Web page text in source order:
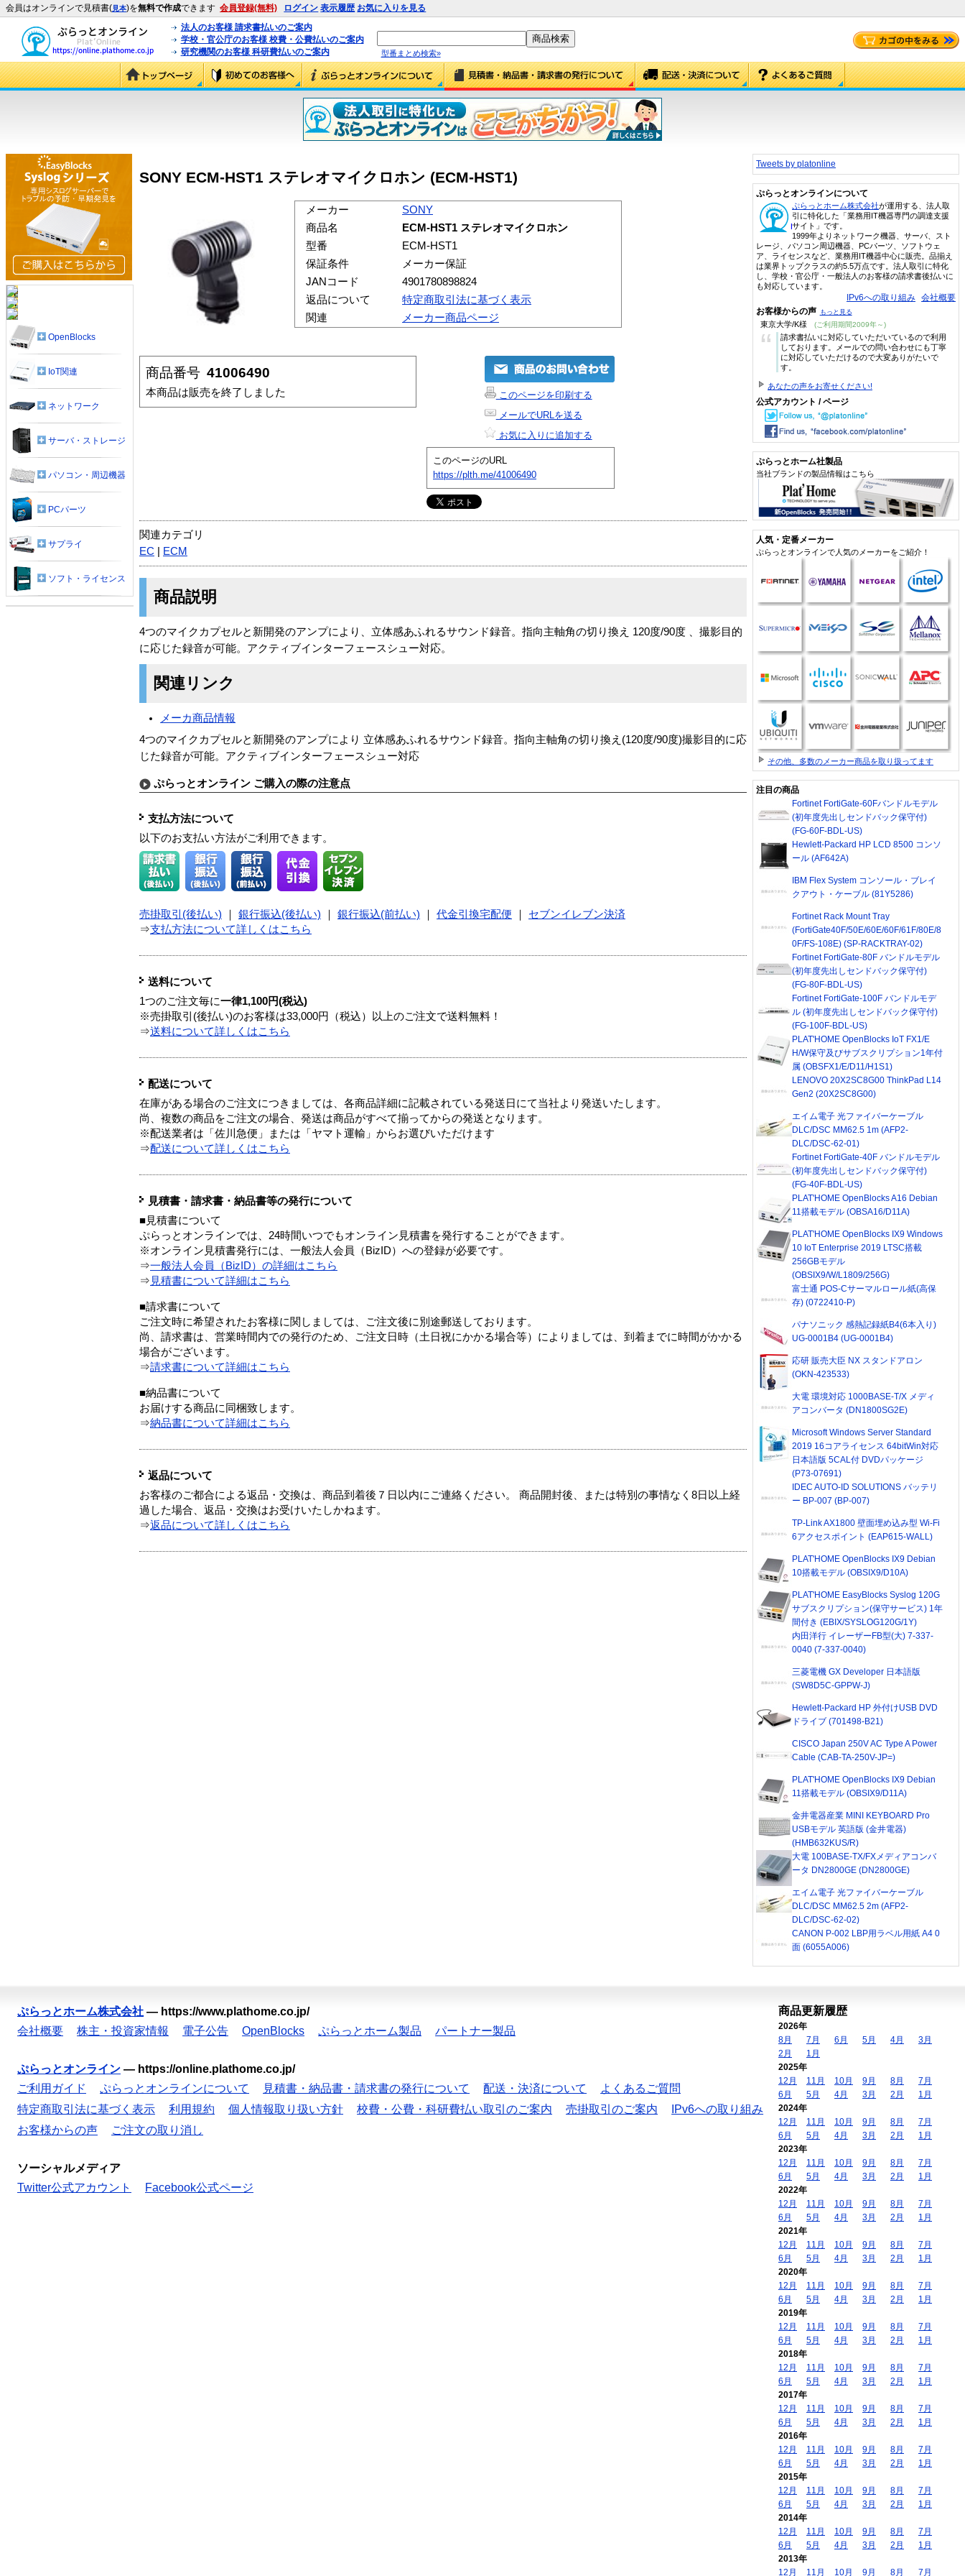
会員はオンラインで見積書(見本)を無料で作成できます 会員登録(無料) ログイン 表示履歴 お気に入りを見る
法人のお客様 請求書払いのご案内
学校・官公庁のお客様 校費・公費払いのご案内
研究機関のお客様 科研費払いのご案内
型番まとめ検索»
SONY ECM-HST1 ステレオマイクロホン (ECM-HST1)
メーカー
SONY
商品名
ECM-HST1 ステレオマイクロホン
型番
ECM-HST1
保証条件
メーカー保証
JANコード
4901780898824
返品について
特定商取引法に基づく表示
関連
メーカー商品ページ
商品番号 41006490
本商品は販売を終了しました
このページを印刷する
メールでURLを送る
お気に入りに追加する
このページのURL
https://plth.me/41006490
関連カテゴリ
EC
ECM
商品説明
4つのマイクカプセルと新開発のアンプにより、立体感あふれるサウンド録音。指向主軸角の切り換え 120度/90度 、撮影目的
に応じた録音が可能。アクティブインターフェースシュー対応。
関連リンク
メーカ商品情報
4つのマイクカプセルと新開発のアンプにより 立体感あふれるサウンド録音。指向主軸角の切り換え(120度/90度)撮影目的に応
じた録音が可能。アクティブインターフェースシュー対応
ぷらっとオンライン ご購入の際の注意点
支払方法について
以下のお支払い方法がご利用できます。
売掛取引(後払い) ｜ 銀行振込(後払い) ｜ 銀行振込(前払い) ｜ 代金引換宅配便 ｜ セブンイレブン決済
⇒支払方法について詳しくはこちら
送料について
1つのご注文毎に一律1,100円(税込)
※売掛取引(後払い)のお客様は33,000円（税込）以上のご注文で送料無料！
⇒送料について詳しくはこちら
配送について
在庫がある場合のご注文につきましては、各商品詳細に記載されている発送日にて当社より発送いたします。
尚、複数の商品をご注文の場合、発送は商品がすべて揃ってからの発送となります。
※配送業者は「佐川急便」または「ヤマト運輸」からお選びいただけます
⇒配送について詳しくはこちら
見積書・請求書・納品書等の発行について
■見積書について
ぷらっとオンラインでは、24時間いつでもオンライン見積書を発行することができます。
※オンライン見積書発行には、一般法人会員（BizID）への登録が必要です。
⇒一般法人会員（BizID）の詳細はこちら
⇒ 見積書について詳細はこちら
■請求書について
ご注文時に希望されたお客様に関しましては、ご注文後に別途郵送しております。
尚、請求書は、営業時間内での発行のため、ご注文日時（土日祝にかかる場合等）によりましては、到着までに時間がかかる
場合がございます。
⇒請求書について詳細はこちら
■納品書について
お届けする商品に同梱致します。
⇒納品書について詳細はこちら
返品について
お客様のご都合による返品・交換は、商品到着後７日以内にご連絡ください。 商品開封後、または特別の事情なく8日以上経
過した場合、返品・交換はお受けいたしかねます。
⇒返品について詳しくはこちら
OpenBlocks
IoT関連
ネットワーク
サーバ・ストレージ
パソコン・周辺機器
PCパーツ
サプライ
ソフト・ライセンス
Tweets by platonline
ぷらっとオンラインについて
ぷらっとホーム株式会社が運用する、法人取
引に特化した「業務用IT機器専門の調達支援
サイト」です。
1999年よりネットワーク機器、サーバ、スト
レージ、パソコン周辺機器、PCパーツ、ソフトウェ
ア、ライセンスなど、業務用IT機器中心に販売。品揃え
は業界トップクラスの約5.5万点です。法人取引に特化
し、学校・官公庁・一般法人のお客様の請求書後払いに
も対応しています。
IPv6への取り組み 会社概要
お客様からの声 もっと見る
東京大学/K様 (ご利用期間2009年～)
“
請求書払いに対応していただいているので利用
しております。メールでの問い合わせにも丁寧
に対応していただけるので大変ありがたいで
す。
あなたの声をお寄せください!
公式アカウント / ページ
ぷらっとホーム社製品
当社ブランドの製品情報はこちら
人気・定番メーカー
ぷらっとオンラインで人気のメーカーをご紹介！
その他、多数のメーカー商品を取り扱ってます
注目の商品
Fortinet FortiGate-60Fバンドルモデル
(初年度先出しセンドバック保守付)
(FG-60F-BDL-US)
Hewlett-Packard HP LCD 8500 コンソ
ール (AF642A)
IBM Flex System コンソール・ブレイ
クアウト・ケーブル (81Y5286)
Fortinet Rack Mount Tray
(FortiGate40F/50E/60E/60F/61F/80E/8
0F/FS-108E) (SP-RACKTRAY-02)
Fortinet FortiGate-80F バンドルモデル
(初年度先出しセンドバック保守付)
(FG-80F-BDL-US)
Fortinet FortiGate-100F バンドルモデ
ル (初年度先出しセンドバック保守付)
(FG-100F-BDL-US)
PLAT'HOME OpenBlocks IoT FX1/E
H/W保守及びサブスクリプション1年付
属 (OBSFX1/E/D11/H1S1)
LENOVO 20X2SC8G00 ThinkPad L14
Gen2 (20X2SC8G00)
エイム電子 光ファイバーケーブル
DLC/DSC MM62.5 1m (AFP2-
DLC/DSC-62-01)
Fortinet FortiGate-40F バンドルモデル
(初年度先出しセンドバック保守付)
(FG-40F-BDL-US)
PLAT'HOME OpenBlocks A16 Debian
11搭載モデル (OBSA16/D11A)
PLAT'HOME OpenBlocks IX9 Windows
10 IoT Enterprise 2019 LTSC搭載
256GBモデル
(OBSIX9/W/L1809/256G)
富士通 POS-Cサーマルロール紙(高保
存) (0722410-P)
パナソニック 感熱記録紙B4(6本入り)
UG-0001B4 (UG-0001B4)
応研 販売大臣 NX スタンドアロン
(OKN-423533)
大電 環境対応 1000BASE-T/X メディ
アコンバータ (DN1800SG2E)
Microsoft Windows Server Standard
2019 16コアライセンス 64bitWin対応
日本語版 5CAL付 DVDパッケージ
(P73-07691)
IDEC AUTO-ID SOLUTIONS バッテリ
ー BP-007 (BP-007)
TP-Link AX1800 壁面埋め込み型 Wi-Fi
6アクセスポイント (EAP615-WALL)
PLAT'HOME OpenBlocks IX9 Debian
10搭載モデル (OBSIX9/D10A)
PLAT'HOME EasyBlocks Syslog 120G
サブスクリプション(保守サービス) 1年
間付き (EBIX/SYSLOG120G/1Y)
内田洋行 イレーザーFB型(大) 7-337-
0040 (7-337-0040)
三菱電機 GX Developer 日本語版
(SW8D5C-GPPW-J)
Hewlett-Packard HP 外付けUSB DVD
ドライブ (701498-B21)
CISCO Japan 250V AC Type A Power
Cable (CAB-TA-250V-JP=)
PLAT'HOME OpenBlocks IX9 Debian
11搭載モデル (OBSIX9/D11A)
金井電器産業 MINI KEYBOARD Pro
USBモデル 英語版 (金井電器)
(HMB632KUS/R)
大電 100BASE-TX/FXメディアコンバ
ータ DN2800GE (DN2800GE)
エイム電子 光ファイバーケーブル
DLC/DSC MM62.5 2m (AFP2-
DLC/DSC-62-02)
CANON P-002 LBP用ラベル用紙 A4 0
面 (6055A006)
ぷらっとホーム株式会社 — https://www.plathome.co.jp/
会社概要
株主・投資家情報 電子公告 OpenBlocks ぷらっとホーム製品 パートナー製品
ぷらっとオンライン — https://online.plathome.co.jp/
ご利用ガイド
ぷらっとオンラインについて 見積書・納品書・請求書の発行について 配送・決済について
よくあるご質問
特定商取引法に基づく表示
利用規約 個人情報取り扱い方針 校費・公費・科研費払い取引のご案内 売掛取引のご案内
IPv6への取り組み
お客様からの声
ご注文の取り消し
ソーシャルメディア
Twitter公式アカウント
Facebook公式ページ
商品更新履歴
2026年
8月
7月 6月 5月 4月
3月
2月
1月
2025年
12月
11月 10月 9月 8月
7月
6月
5月 4月 3月 2月
1月
2024年
12月
11月 10月 9月 8月
7月
6月
5月 4月 3月 2月
1月
2023年
12月
11月 10月 9月 8月
7月
6月
5月 4月 3月 2月
1月
2022年
12月
11月 10月 9月 8月
7月
6月
5月 4月 3月 2月
1月
2021年
12月
11月 10月 9月 8月
7月
6月
5月 4月 3月 2月
1月
2020年
12月
11月 10月 9月 8月
7月
6月
5月 4月 3月 2月
1月
2019年
12月
11月 10月 9月 8月
7月
6月
5月 4月 3月 2月
1月
2018年
12月
11月 10月 9月 8月
7月
6月
5月 4月 3月 2月
1月
2017年
12月
11月 10月 9月 8月
7月
6月
5月 4月 3月 2月
1月
2016年
12月
11月 10月 9月 8月
7月
6月
5月 4月 3月 2月
1月
2015年
12月
11月 10月 9月 8月
7月
6月
5月 4月 3月 2月
1月
2014年
12月
11月 10月 9月 8月
7月
6月
5月 4月 3月 2月
1月
2013年
12月
11月 10月 9月 8月 7月